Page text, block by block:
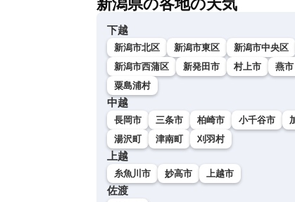
新潟県の各地の天気
下越
新潟市北区 新潟市東区 新潟市中央区
新潟市西蒲区
新発田市 村上市 燕市
粟島浦村
中越
長岡市 三条市 柏崎市 小千谷市
湯沢町
津南町 刈羽村
上越
糸魚川市 妙高市 上越市
佐渡